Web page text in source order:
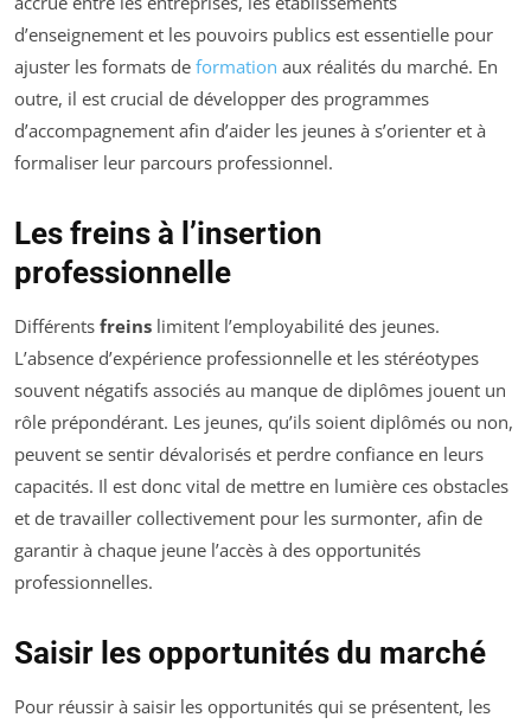
d’enseignement et les pouvoirs publics est essentielle pour
ajuster les formats de formation aux réalités du marché. En
outre, il est crucial de développer des programmes
d’accompagnement afin d’aider les jeunes à s’orienter et à
formaliser leur parcours professionnel.
Les freins à l’insertion
professionnelle
Différents freins limitent l’employabilité des jeunes.
L’absence d’expérience professionnelle et les stéréotypes
souvent négatifs associés au manque de diplômes jouent un
rôle prépondérant. Les jeunes, qu’ils soient diplômés ou non,
peuvent se sentir dévalorisés et perdre confiance en leurs
capacités. Il est donc vital de mettre en lumière ces obstacles
et de travailler collectivement pour les surmonter, afin de
garantir à chaque jeune l’accès à des opportunités
professionnelles.
Saisir les opportunités du marché
Pour réussir à saisir les opportunités qui se présentent, les